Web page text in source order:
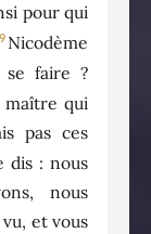
pour qui
9 Nicodème
faire ?
maître qui
pas ces
dis : nous
nous
et vous